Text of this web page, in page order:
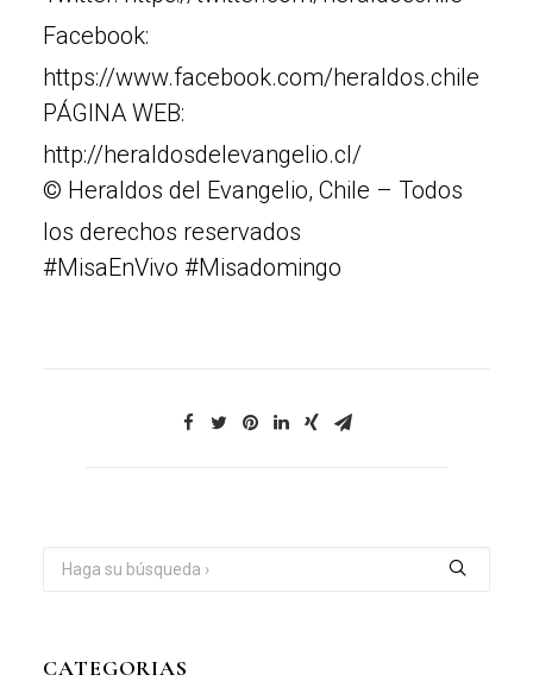
Facebook:
https://www.facebook.com/heraldos.chile
PÁGINA WEB:
http://heraldosdelevangelio.cl/
© Heraldos del Evangelio, Chile – Todos
los derechos reservados
#MisaEnVivo #Misadomingo
CATEGORIAS